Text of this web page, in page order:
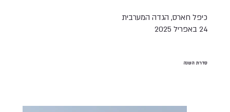
כיפל חארס, הגדה המערבית
24 באפריל 2025
סדרת השנה